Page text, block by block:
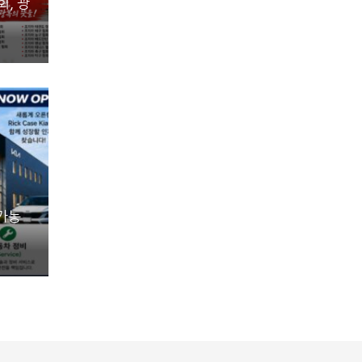
능